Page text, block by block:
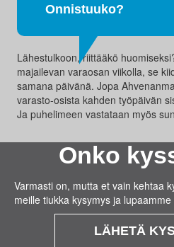
Onnistuuko?
Lähestulkoon, riittääkö
majailevan varaosan viikolla, se
samana päivänä. Jopa
varasto-osista kahden työpäivän
Ja puhelimeen vastataan myös
Onko
Varmasti on, mutta et vain kehtaa
meille tiukka kysymys ja
LÄHETÄ